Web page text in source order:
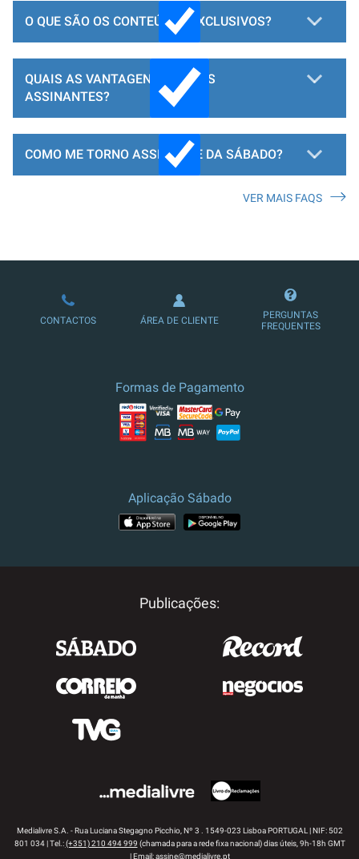
O QUE SÃO OS CONTEÚDOS EXCLUSIVOS?
QUAIS AS VANTAGENS PARA OS
ASSINANTES?
COMO ME TORNO ASSINANTE DA SÁBADO?
LOJA DE ASSINATURAS
VER MAIS FAQS
CONTACTOS ÁREA DE CLIENTE
PERGUNTAS
FREQUENTES
Formas de Pagamento
Aplicação Sábado
Publicações:
Medialivre S.A. - Rua Luciana Stegagno Picchio, Nº 3 . 1549-023 Lisboa PORTUGAL | NIF: 502
801 034 | Tel.:(+351) 210 494 999 (chamada para a rede fixa nacional) dias úteis, 9h-18h GMT
| Email:assine@medialivre.pt